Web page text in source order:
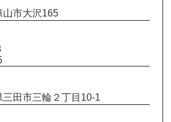
山市大沢165
田市三輪２丁目10-1